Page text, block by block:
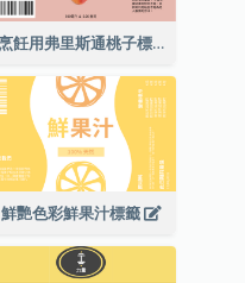
烹飪用弗里斯通桃子標籤
鮮艷色彩鮮果汁標籤